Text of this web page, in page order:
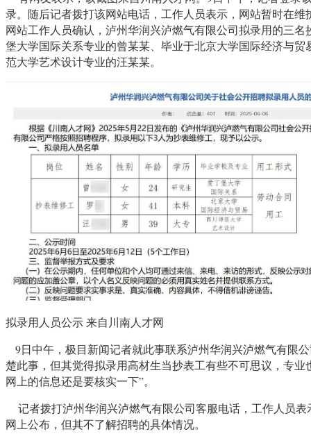
录。随后记者拨打该网站电话，工作人员表示，网站暂时在
网站工作人员确认，泸州华润兴泸燃气有限公司拟录用的三
堡大学国际关系专业的曾某某、毕业于北京大学国际经济与
范大学艺术设计专业的汪某某。
拟录用人员公示 来自川南人才网
9日中午，极目新闻记者就此事联系泸州华润兴泸燃气有限
楚此事，但其觉得拟录用高材生当抄表工有些不可思议，专业
网上的信息还是要核实一下”。
记者拨打泸州华润兴泸燃气有限公司客服电话，工作人员表
网上公布，但其不了解招聘的具体情况。